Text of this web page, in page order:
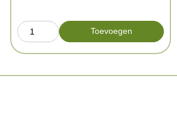
Toevoegen